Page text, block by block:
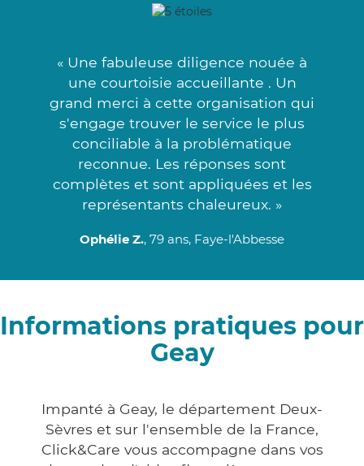
« Une fabuleuse diligence nouée à
une courtoisie accueillante . Un
grand merci à cette organisation qui
s'engage trouver le service le plus
conciliable à la problématique
reconnue. Les réponses sont
complètes et sont appliquées et les
représentants chaleureux. »
Ophélie Z., 79 ans, Faye-l'Abbesse
Informations pratiques pour
Geay
Impanté à Geay, le département Deux-
Sèvres et sur l'ensemble de la France,
Click&Care vous accompagne dans vos